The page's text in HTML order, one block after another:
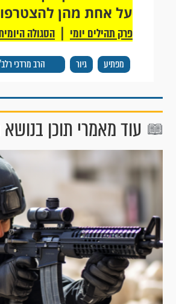
מפתיע גיור הרב מרדכי
על אחת מהן
פרק תהילים יומי | הסגולה
עוד מאמרי תוכן